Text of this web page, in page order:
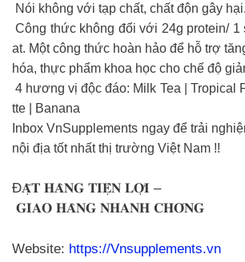
Nói không với tạp chất, chất độn gây hại.
Công thức không đổi với 24g protein/ 1
at. Một công thức hoàn hảo để hỗ trợ
hóa, thực phẩm khoa học cho chế độ
4 hương vị độc đáo: Milk Tea | Tropical
tte | Banana
Inbox VnSupplements ngay để trải
nội địa tốt nhất thị trường Việt Nam !!
Đ𝐀̣̆𝐓 𝐇𝐀̀𝐍𝐆 𝐓𝐈𝐄̣̂𝐍 𝐋𝐎̛̣𝐈 –
𝐆𝐈𝐀𝐎 𝐇𝐀̀𝐍𝐆 𝐍𝐇𝐀𝐍𝐇 𝐂𝐇𝐎́𝐍𝐆
Website: https://Vnsupplements.vn